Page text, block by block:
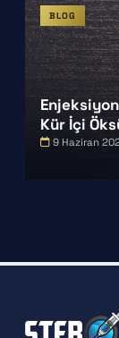
BLOG
Kür İçi
9 Haziran